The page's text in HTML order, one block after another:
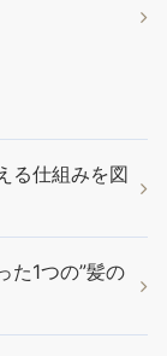
る仕組みを図
た1つの”髪の